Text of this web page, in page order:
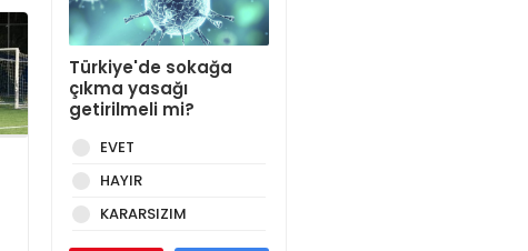
Türkiye'de sokağa
çıkma yasağı
getirilmeli mi?
EVET
HAYIR
KARARSIZIM